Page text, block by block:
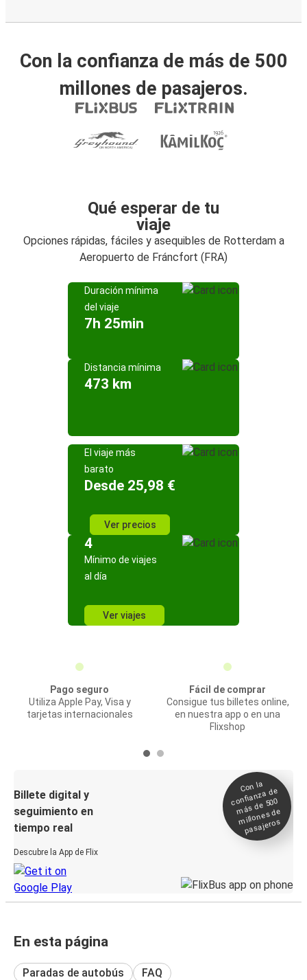
Con la confianza de más de 500
millones de pasajeros.
Qué esperar de tu
viaje
Opciones rápidas, fáciles y asequibles de Rotterdam a
Aeropuerto de Fráncfort (FRA)
Duración mínima
del viaje
7h 25min
Distancia mínima
473 km
El viaje más
barato
Desde 25,98 €
Ver precios
4
Mínimo de viajes
al día
Ver viajes
Pago seguro
Utiliza Apple Pay, Visa y
tarjetas internacionales
Fácil de comprar
Consigue tus billetes online,
en nuestra app o en una
Flixshop
Billete digital y
seguimiento en
tiempo real
Descubre la App de Flix
Con la
confianza de
más de 500
millones de
pasajeros
En esta página
Paradas de autobús FAQ